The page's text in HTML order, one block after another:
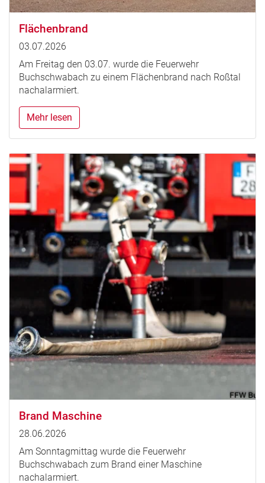
Flächenbrand
03.07.2026
Am Freitag den 03.07. wurde die Feuerwehr
Buchschwabach zu einem Flächenbrand nach Roßtal
nachalarmiert.
Mehr lesen
Brand Maschine
28.06.2026
Am Sonntagmittag wurde die Feuerwehr
Buchschwabach zum Brand einer Maschine
nachalarmiert.